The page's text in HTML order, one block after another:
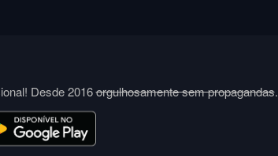
Desde 2016orgulhosamente sem propagandas.